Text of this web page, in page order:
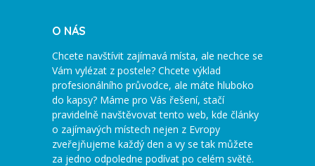
O NÁS
Chcete navštívit zajímavá místa, ale nechce se
Vám vylézat z postele? Chcete výklad
profesionálního průvodce, ale máte hluboko
do kapsy? Máme pro Vás řešení, stačí
pravidelně navštěvovat tento web, kde články
o zajímavých místech nejen z Evropy
zveřejňujeme každý den a vy se tak můžete
za jedno odpoledne podívat po celém světě.